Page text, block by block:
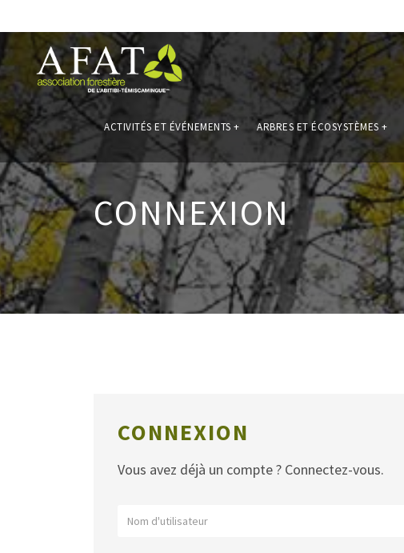
ACTIVITÉS ET ÉVÉNEMENTS + ARBRES ET ÉCOSYSTÈMES +
CONNEXION
CONNEXION
Vous avez déjà un compte ? Connectez-vous.